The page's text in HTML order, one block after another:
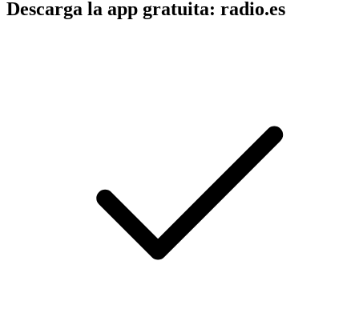
Descarga la app gratuita: radio.es